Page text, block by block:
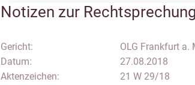
Notizen zur Rechtsprechung
Gericht:
Datum:
Aktenzeichen:
OLG Frankfurt a.
27.08.2018
21 W 29/18